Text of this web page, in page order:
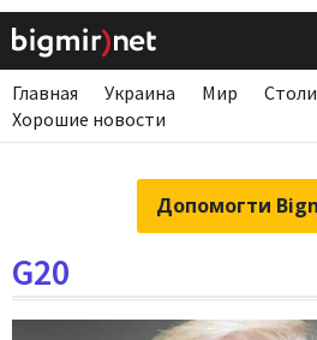
Главная Украина Мир
Хорошие новости
Допомогти
G20